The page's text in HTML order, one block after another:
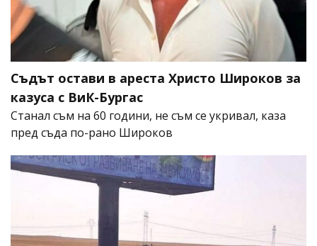
Съдът остави в ареста Христо Широков за
казуса с ВиК-Бургас
Станал съм на 60 години, не съм се укривал, каза
пред съда по-рано Широков